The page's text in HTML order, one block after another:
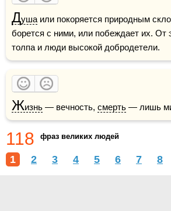
Душа или покоряется природным
борется с ними, или побеждает их. От
толпа и люди высокой добродетели.
Жизнь — вечность, смерть — лишь
118 фраз великих людей
1 2 3 4 5 6 7 8